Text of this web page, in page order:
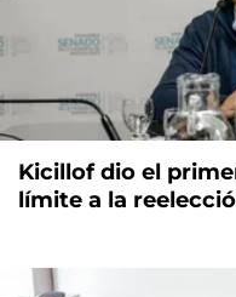
Kicillof dio el
límite a la